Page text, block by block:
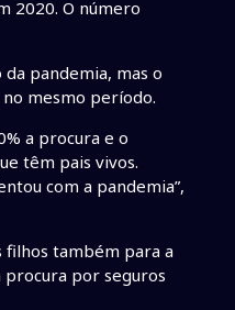
2020. O número
pandemia, mas o
mesmo período.
a procura e o
têm pais vivos.
com a pandemia”,
filhos também para a
por seguros